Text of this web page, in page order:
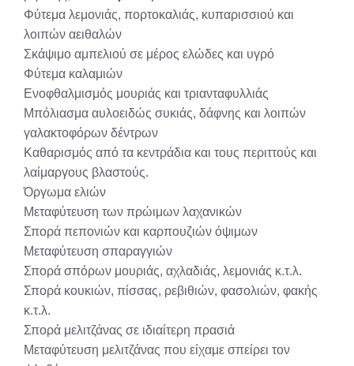
Φύτεμα λεμονιάς, πορτοκαλιάς, κυπαρισσιού και
λοιπών αειθαλών
Σκάψιμο αμπελιού σε μέρος ελώδες και υγρό
Φύτεμα καλαμιών
Ενοφθαλμισμός μουριάς και τριανταφυλλιάς
Μπόλιασμα αυλοειδώς συκιάς, δάφνης και λοιπών
γαλακτοφόρων δέντρων
Καθαρισμός από τα κεντράδια και τους περιττούς και
λαίμαργους βλαστούς.
Όργωμα ελιών
Μεταφύτευση των πρώιμων λαχανικών
Σπορά πεπονιών και καρπουζιών όψιμων
Μεταφύτευση σπαραγγιών
Σπορά σπόρων μουριάς, αχλαδιάς, λεμονιάς κ.τ.λ.
Σπορά κουκιών, πίσσας, ρεβιθιών, φασολιών, φακής
κ.τ.λ.
Σπορά μελιτζάνας σε ιδιαίτερη πρασιά
Μεταφύτευση μελιτζάνας που είχαμε σπείρει τον